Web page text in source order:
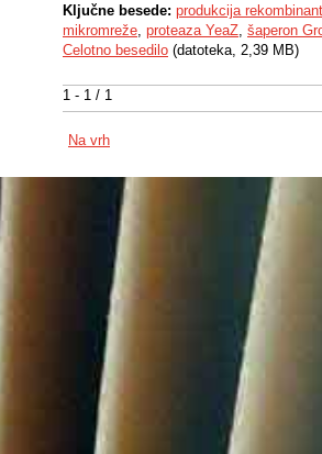
1 - 1 / 1
Ključne besede: produkcija
mikromreže, proteaza YeaZ, šaperon
Celotno besedilo (datoteka, 2,39 MB)
Na vrh